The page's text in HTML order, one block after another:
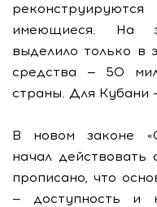
имеющиеся. На
выделило только в
средства — 50
страны. Для Кубани
В новом законе
начал действовать
прописано, что
— доступность и